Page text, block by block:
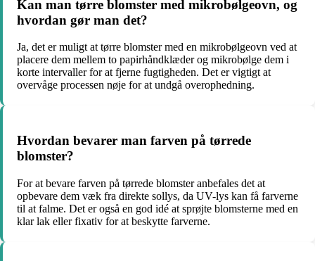
Kan man tørre blomster med mikrobølgeovn, og
hvordan gør man det?
Ja, det er muligt at tørre blomster med en mikrobølgeovn ved at
placere dem mellem to papirhåndklæder og mikrobølge dem i
korte intervaller for at fjerne fugtigheden. Det er vigtigt at
overvåge processen nøje for at undgå overophedning.
Hvordan bevarer man farven på tørrede
blomster?
For at bevare farven på tørrede blomster anbefales det at
opbevare dem væk fra direkte sollys, da UV-lys kan få farverne
til at falme. Det er også en god idé at sprøjte blomsterne med en
klar lak eller fixativ for at beskytte farverne.